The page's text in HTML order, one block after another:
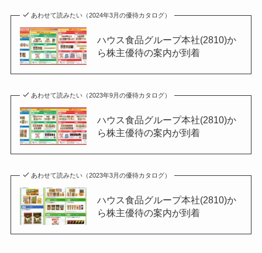
あわせて読みたい（2024年3月の優待カタログ）
ハウス食品グループ本社(2810)か
ら株主優待の案内が到着
あわせて読みたい（2023年9月の優待カタログ）
ハウス食品グループ本社(2810)か
ら株主優待の案内が到着
あわせて読みたい（2023年3月の優待カタログ）
ハウス食品グループ本社(2810)か
ら株主優待の案内が到着